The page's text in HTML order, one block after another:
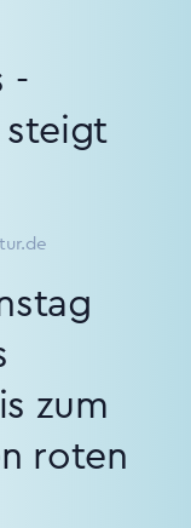
-
steigt
zum
roten